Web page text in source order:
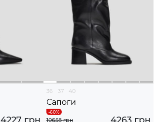
36 37 40
Сапоги
10658 грн